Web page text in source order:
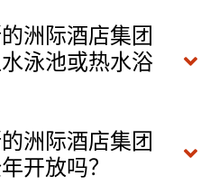
洲际酒店集团
泳池或热水浴
洲际酒店集团
开放吗？